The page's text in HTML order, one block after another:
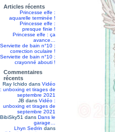
Articles récents
Princesse elfe :
aquarelle terminée !
Princesse elfe :
presque finie !
Princesse elfe : ça
avance…
Serviette de bain n°10 :
correction oculaire !
Serviette de bain n°10 :
crayonné abouti !
Commentaires
récents
Ray Ichido dans Vidéo
: unboxing et tirages de
septembre 2021
JB dans Vidéo :
unboxing et tirages de
septembre 2021
BibiSky51 dans Dans le
garage…
Lhyn Sedrin dans